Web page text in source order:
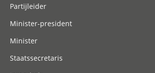
Partijleider
Minister-president
Minister
Staatssecretaris